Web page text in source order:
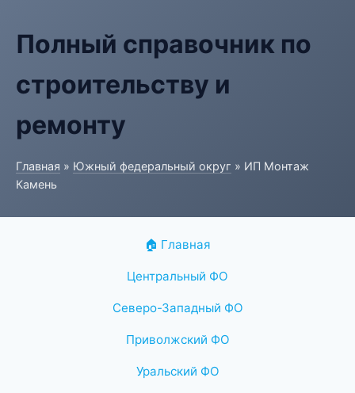
Полный справочник по
строительству и
ремонту
Главная » Южный федеральный округ » ИП Монтаж
Камень
🏠 Главная
Центральный ФО
Северо-Западный ФО
Приволжский ФО
Уральский ФО